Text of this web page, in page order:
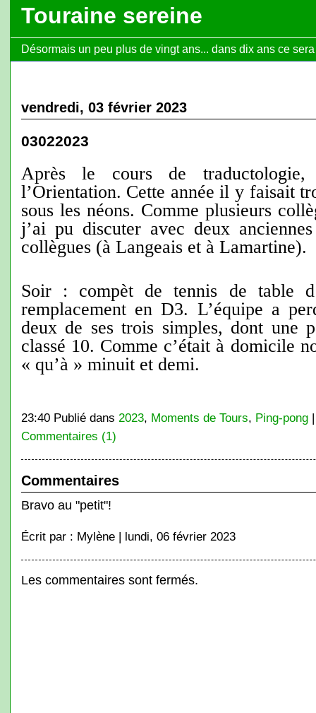
Touraine sereine
Désormais un peu plus de vingt ans... dans dix ans ce
vendredi, 03 février 2023
03022023
Après le cours de
l’Orientation. Cette année il y faisait
sous les néons. Comme plusieurs
j’ai pu discuter avec deux
collègues (à Langeais et à Lamartine).
Soir : compèt de tennis de table
remplacement en D3. L’équipe a
deux de ses trois simples, dont une
classé 10. Comme c’était à domicile
« qu’à » minuit et demi.
23:40 Publié dans 2023, Moments de Tours, Ping-pong
Commentaires (1)
Commentaires
Bravo au "petit"!
Écrit par : Mylène | lundi, 06 février 2023
Les commentaires sont fermés.